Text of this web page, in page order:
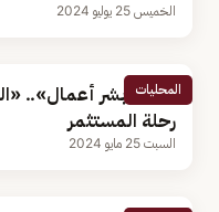
الخميس 25 يوليو 2024
المحليات
عبر «أبشر أعمال»..
رحلة المستثمر
السبت 25 مايو 2024